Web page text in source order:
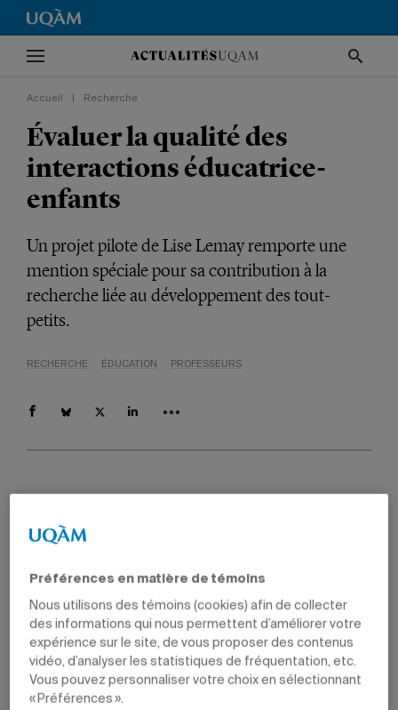
Accueil Recherche
Évaluer la qualité des
interactions éducatrice-
enfants
Un projet pilote de Lise Lemay remporte une
mention spéciale pour sa contribution à la
recherche liée au développement des tout-
petits.
RECHERCHE ÉDUCATION PROFESSEURS
20 mai 2021 à 9 h 05
Mis à jour le 20 mai 2021 à 13 h 05
Préférences en matière de témoins
Nous utilisons des témoins (cookies) afin de collecter
des informations qui nous permettent d’améliorer votre
expérience sur le site, de vous proposer des contenus
vidéo, d’analyser les statistiques de fréquentation, etc.
Vous pouvez personnaliser votre choix en sélectionnant
« Préférences ».